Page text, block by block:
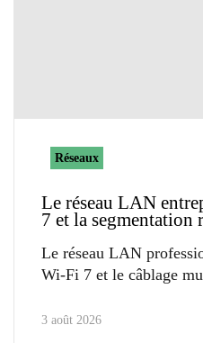
Réseaux
Le réseau LAN
7 et la segmentation
Le réseau LAN
Wi-Fi 7 et le câblage
3 août 2026